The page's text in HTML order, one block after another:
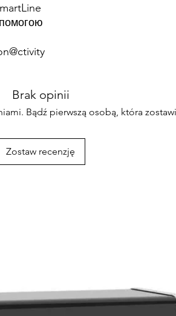
Brak opinii
Bądź pierwszą osobą, która
Zostaw recenzję